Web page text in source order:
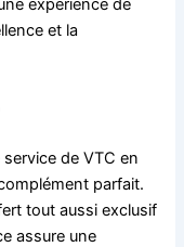
expérience de
et la
de VTC en
parfait.
tout aussi exclusif
assure une